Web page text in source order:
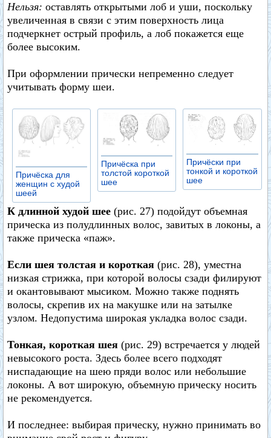
Нельзя: оставлять открытыми лоб и уши, поскольку
увеличенная в связи с этим поверхность лица
подчеркнет острый профиль, а лоб покажется еще
более высоким.
При оформлении прически непременно следует
учитывать форму шеи.
Причёска для
женщин с худой
шеей
Причёска при
толстой короткой
шее
Причёски при
тонкой и короткой
шее
К длинной худой шее (рис. 27) подойдут объемная
прическа из полудлинных волос, завитых в локоны, а
также прическа «паж».
Если шея толстая и короткая (рис. 28), уместна
низкая стрижка, при которой волосы сзади филируют
и окантовывают мысиком. Можно также поднять
волосы, скрепив их на макушке или на затылке
узлом. Недопустима широкая укладка волос сзади.
Тонкая, короткая шея (рис. 29) встречается у людей
невысокого роста. Здесь более всего подходят
ниспадающие на шею пряди волос или небольшие
локоны. А вот широкую, объемную прическу носить
не рекомендуется.
И последнее: выбирая прическу, нужно принимать во